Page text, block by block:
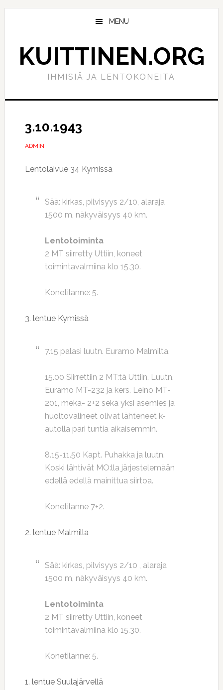
Hyppää
Hyppää
MENU
KUITTINEN.ORG
IHMISIÄ JA LENTOKONEITA
3.10.1943
ADMIN
Lentolaivue 34 Kymissä
Sää: kirkas, pilvisyys 2/10, alaraja
1500 m, näkyväisyys 40 km.
Lentotoiminta
2 MT siirretty Uttiin, koneet
toimintavalmiina klo 15.30.
Konetilanne: 5.
3. lentue Kymissä
7.15 palasi luutn. Euramo Malmilta.
15.00 Siirrettiin 2 MT:tä Uttiin. Luutn.
Euramo MT-232 ja kers. Leino MT-
201, meka- 2+2 sekä yksi asemies ja
huoltovälineet olivat lähteneet k-
autolla pari tuntia aikaisemmin.
8.15-11.50 Kapt. Puhakka ja luutn.
Koski lähtivät MO:lla järjestelemään
edellä edellä mainittua siirtoa.
Konetilanne 7+2.
2. lentue Malmilla
Sää: kirkas, pilvisyys 2/10 , alaraja
1500 m, näkyväisyys 40 km.
Lentotoiminta
2 MT siirretty Uttiin, koneet
toimintavalmiina klo 15.30.
Konetilanne: 5.
1. lentue Suulajärvellä